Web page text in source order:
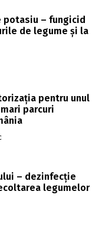
potasiu – fungicid
de legume și la
pentru unul
parcuri
– dezinfecție
legumelor